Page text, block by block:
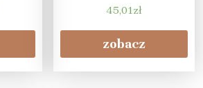
45,01zł
zobacz